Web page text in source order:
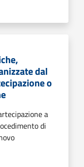
dal
o
a
di